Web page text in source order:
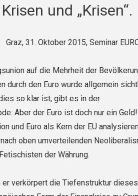
und „Krisen“.
Graz, 31. Oktober 2015, Seminar
auf die Mehrheit der
durch den Euro wurde allgemein
so klar ist, gibt es in der
Aber der Euro ist doch nur ein
und Euro als Kern der EU
oben umverteilenden
der Währung.
er verkörpert die Tiefenstruktur dieses